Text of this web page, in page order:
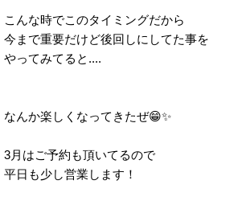
こんな時でこのタイミングだから
今まで重要だけど後回しにしてた事を
やってみてると....
なんか楽しくなってきたぜ😁✨
3月はご予約も頂いてるので
平日も少し営業します！